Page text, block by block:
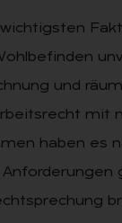
und
mit
haben